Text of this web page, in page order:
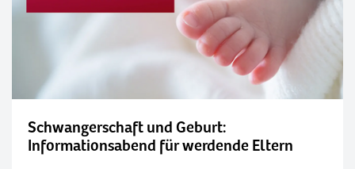
Schwangerschaft und Geburt:
Informationsabend für werdende Eltern